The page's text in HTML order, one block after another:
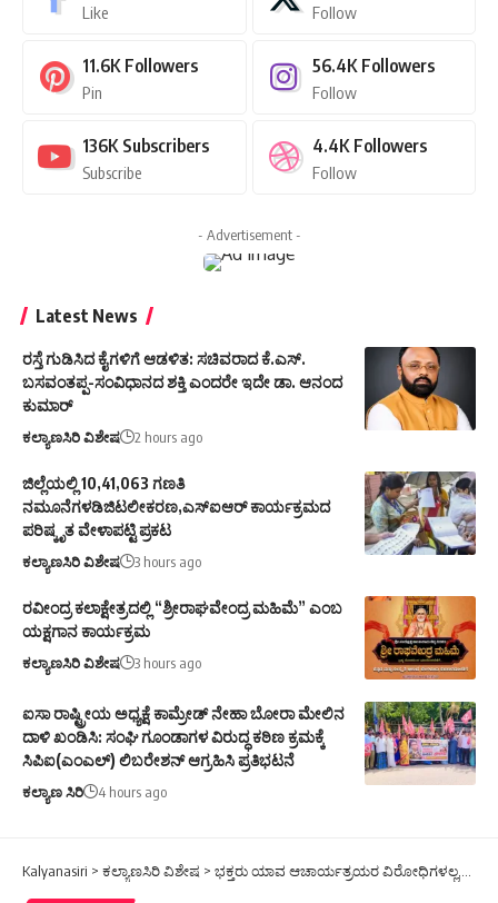
Like Follow
11.6K Followers
Pin
56.4K Followers
Follow
136K Subscribers
Subscribe
4.4K Followers
Follow
- Advertisement -
Latest News
ರಸ್ತೆ ಗುಡಿಸಿದ ಕೈಗಳಿಗೆ ಆಡಳಿತ: ಸಚಿವರಾದ ಕೆ.ಎಸ್.
ಬಸವಂತಪ್ಪ-ಸಂವಿಧಾನದ ಶಕ್ತಿ ಎಂದರೇ ಇದೇ ಡಾ. ಆನಂದ
ಕುಮಾರ್
ಕಲ್ಯಾಣಸಿರಿ ವಿಶೇಷ 2 hours ago
ಜಿಲ್ಲೆಯಲ್ಲಿ 10,41,063 ಗಣತಿ
ನಮೂನೆಗಳಡಿಜಿಟಲೀಕರಣ,ಎಸ್ಐಆರ್ ಕಾರ್ಯಕ್ರಮದ
ಪರಿಷ್ಕೃತ ವೇಳಾಪಟ್ಟಿ ಪ್ರಕಟ
ಕಲ್ಯಾಣಸಿರಿ ವಿಶೇಷ 3 hours ago
ರವೀಂದ್ರ ಕಲಾಕ್ಷೇತ್ರದಲ್ಲಿ “ಶ್ರೀರಾಘವೇಂದ್ರ ಮಹಿಮೆ” ಎಂಬ
ಯಕ್ಷಗಾನ ಕಾರ್ಯಕ್ರಮ
ಕಲ್ಯಾಣಸಿರಿ ವಿಶೇಷ 3 hours ago
ಐಸಾ ರಾಷ್ಟ್ರೀಯ ಅಧ್ಯಕ್ಷೆ ಕಾಮ್ರೇಡ್ ನೇಹಾ ಬೋರಾ ಮೇಲಿನ
ದಾಳಿ ಖಂಡಿಸಿ: ಸಂಘಿ ಗೂಂಡಾಗಳ ವಿರುದ್ಧ ಕಠಿಣ ಕ್ರಮಕ್ಕೆ
ಸಿಪಿಐ(ಎಂಎಲ್) ಲಿಬರೇಶನ್ ಆಗ್ರಹಿಸಿ ಪ್ರತಿಭಟನೆ
ಕಲ್ಯಾಣ ಸಿರಿ 4 hours ago
Kalyanasiri > ಕಲ್ಯಾಣಸಿರಿ ವಿಶೇಷ > ಭಕ್ತರು ಯಾವ ಆಚಾರ್ಯತ್ರಯರ ವಿರೋಧಿಗಳಲ್ಲ,ಆದರೆ ಅವರತತ್ವಸಿದ್ಧಾಂತಗಳನ್ನು ಒಪ್ಪುವುದಿಲ್ಲ -ಡಾ ಶಶಿಕಾಂತ ಪಟ್ಟಣ